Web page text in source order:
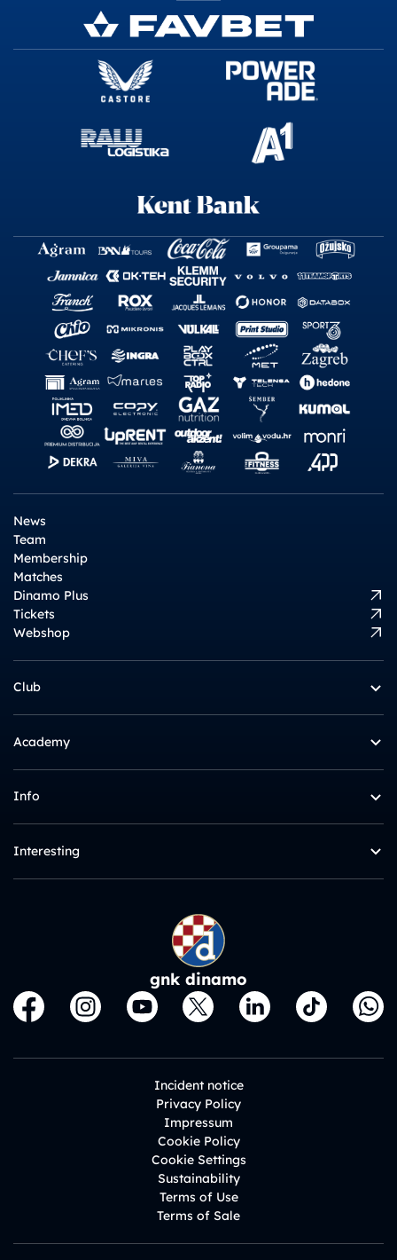
News
Team
Membership
Matches
Dinamo Plus
Tickets
Webshop
Club
Academy
Info
Interesting
gnk dinamo
Incident notice
Privacy Policy
Impressum
Cookie Policy
Cookie Settings
Sustainability
Terms of Use
Terms of Sale